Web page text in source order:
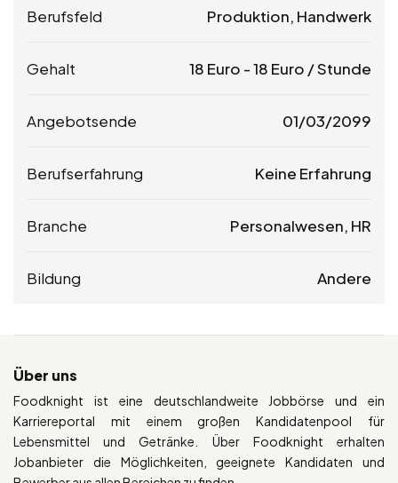
Berufsfeld Produktion, Handwerk
Gehalt 18 Euro -18 Euro / Stunde
Angebotsende 01/03/2099
Berufserfahrung Keine Erfahrung
Branche Personalwesen, HR
Bildung Andere
Über uns
Foodknight ist eine deutschlandweite Jobbörse und ein
Karriereportal mit einem großen Kandidatenpool für
Lebensmittel und Getränke. Über Foodknight erhalten
Jobanbieter die Möglichkeiten, geeignete Kandidaten und